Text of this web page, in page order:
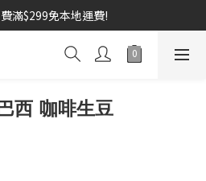
滿$299免本地運費!
西 咖啡生豆